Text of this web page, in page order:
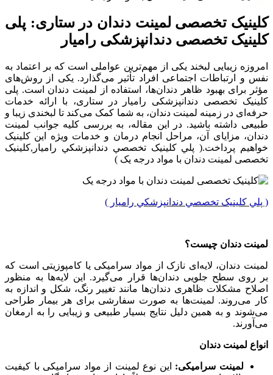
کلینیک تخصصی لمینت دندان در ستاری: پلی
کلینیک تخصصی دندانپزشکی رامیار
امروزه زیبایی لبخند یکی از مهم‌ترین عواملی است که بر اعتماد به
نفس و ارتباطات اجتماعی افراد تأثیر می‌گذارد. یکی از روش‌های
مؤثر برای بهبود ظاهر دندان‌ها، استفاده از لمینت دندان است. پلی
کلینیک تخصصی دندانپزشکی رامیار در ستاری، با ارائه خدمات
حرفه‌ای در زمینه لمینت دندان، به شما کمک می‌کند تا لبخندی زیبا و
طبیعی داشته باشید. در این مقاله، به بررسی کلیه جوانب لمینت
دندان، مزایای آن، مراحل انجام درمان و خدمات ویژه این کلینیک
خواهیم پرداخت.( پلي کلينیک تخصصي دندانپزشکي راميار,کلینیک
تخصصی لمینت دندان با مواد درجه یک )
( پلي کلينیک تخصصي دندانپزشکي راميار )
لمینت دندان چیست؟
لمینت دندان، لایه‌ای نازک از مواد سرامیکی یا کامپوزیتی است که
بر روی سطح جلویی دندان‌ها قرار می‌گیرد. این لایه‌ها به منظور
اصلاح مشکلات ظاهری دندان‌ها مانند تغییر رنگ، شکل و اندازه به
کار می‌روند. لمینت‌ها به صورت سفارشی برای هر بیمار طراحی
می‌شوند و به همین دلیل نتایج بسیار طبیعی و زیبایی را به ارمغان
می‌آورند.
انواع لمینت دندان
لمینت سرامیکی: این نوع لمینت از مواد سرامیکی با کیفیت